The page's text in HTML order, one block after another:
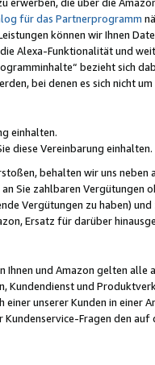
für das Partnerprogramm
können wir Ihnen
Alexa-Funktionalität und
bezieht sich
bei denen es sich nicht
einhalten.
diese Vereinbarung einhalten.
behalten wir uns neben
Sie zahlbaren Vergütungen
Vergütungen zu haben)
Ersatz für darüber
Ihnen und Amazon gelten alle
Kundendienst und
unserer Kunden in einer
Fragen den